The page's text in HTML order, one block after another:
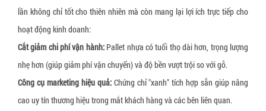
Đệm giảm chấn pallet
Khóa đai nhựa
Giấy tổ ong bọc hàng
Dây đai xơ sợi thực vật
lần không chỉ tốt cho thiên nhiên mà còn mang lại lợi ích trực tiếp cho
hoạt động kinh doanh:
Cắt giảm chi phí vận hành:Pallet nhựa có tuổi thọ dài hơn, trọng lượng
nhẹ hơn (giúp giảm phí vận chuyển) và độ bền vượt trội so với gỗ.
Công cụ marketing hiệu quả:Chứng chỉ "xanh" tích hợp sẵn giúp nâng
cao uy tín thương hiệu trong mắt khách hàng và các bên liên quan.